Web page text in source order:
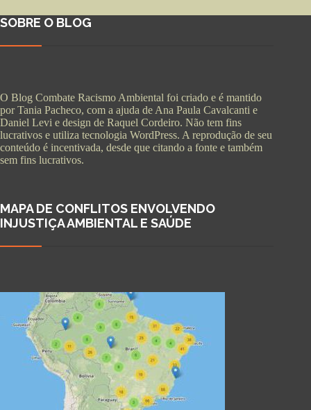
SOBRE O BLOG
O Blog Combate Racismo Ambiental foi criado e é mantido
por Tania Pacheco, com a ajuda de Ana Paula Cavalcanti e
Daniel Levi e design de Raquel Cordeiro. Não tem fins
lucrativos e utiliza tecnologia WordPress. A reprodução de seu
conteúdo é incentivada, desde que citando a fonte e também
sem fins lucrativos.
MAPA DE CONFLITOS ENVOLVENDO
INJUSTIÇA AMBIENTAL E SAÚDE